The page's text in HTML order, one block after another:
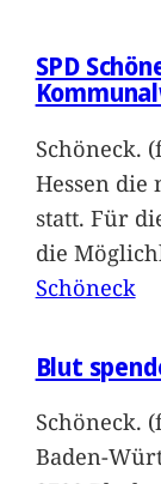
SPD
Schöneck.
Hessen die
statt. Für
die
Schöneck
Blut
Schöneck.
Baden-